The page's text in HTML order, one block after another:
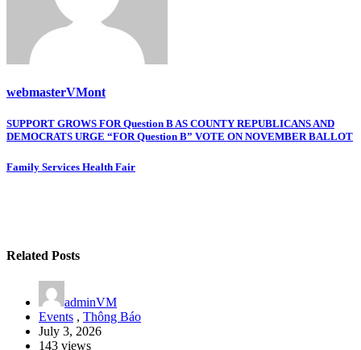
webmasterVMont
Post
navigation
SUPPORT GROWS FOR Question B AS COUNTY REPUBLICANS AND
DEMOCRATS URGE “FOR Question B” VOTE ON NOVEMBER BALLOT
Family Services Health Fair
Related Posts
adminVM
Events , Thông Báo
July 3, 2026
143 views